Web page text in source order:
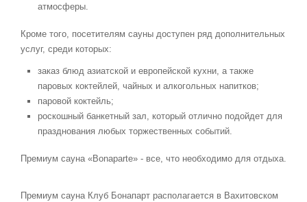
атмосферы.
Кроме того, посетителям сауны доступен ряд дополнительных
услуг, среди которых:
заказ блюд азиатской и европейской кухни, а также
паровых коктейлей, чайных и алкогольных напитков;
паровой коктейль;
роскошный банкетный зал, который отлично подойдет для
празднования любых торжественных событий.
Премиум сауна «Bonaparte» - все, что необходимо для отдыха.
Премиум сауна Клуб Бонапарт располагается в Вахитовском